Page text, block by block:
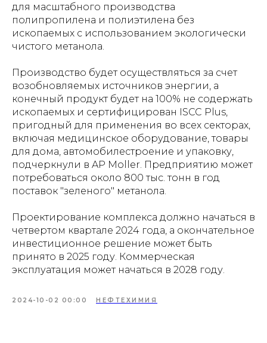
для масштабного производства
полипропилена и полиэтилена без
ископаемых с использованием экологически
чистого метанола.
Производство будет осуществляться за счет
возобновляемых источников энергии, а
конечный продукт будет на 100% не содержать
ископаемых и сертифицирован ISCC Plus,
пригодный для применения во всех секторах,
включая медицинское оборудование, товары
для дома, автомобилестроение и упаковку,
подчеркнули в AP Moller. Предприятию может
потребоваться около 800 тыс. тонн в год
поставок "зеленого" метанола.
Проектирование комплекса должно начаться в
четвертом квартале 2024 года, а окончательное
инвестиционное решение может быть
принято в 2025 году. Коммерческая
эксплуатация может начаться в 2028 году.
2024-10-02 00:00 НЕФТЕХИМИЯ